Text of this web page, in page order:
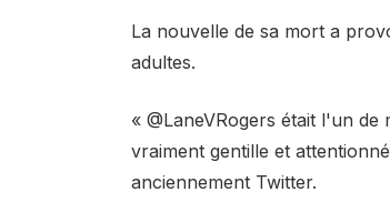
La nouvelle de sa mort a
adultes.
« @LaneVRogers était l'un
vraiment gentille et
anciennement Twitter.